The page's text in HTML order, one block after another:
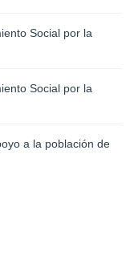
Social por la
Social por la
a la población de